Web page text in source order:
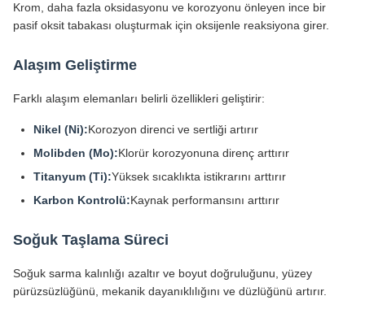
Krom, daha fazla oksidasyonu ve korozyonu önleyen ince bir
pasif oksit tabakası oluşturmak için oksijenle reaksiyona girer.
Alaşım Geliştirme
Farklı alaşım elemanları belirli özellikleri geliştirir:
Nikel (Ni):Korozyon direnci ve sertliği artırır
Molibden (Mo):Klorür korozyonuna direnç arttırır
Titanyum (Ti):Yüksek sıcaklıkta istikrarını arttırır
Karbon Kontrolü:Kaynak performansını arttırır
Soğuk Taşlama Süreci
Soğuk sarma kalınlığı azaltır ve boyut doğruluğunu, yüzey
pürüzsüzlüğünü, mekanik dayanıklılığını ve düzlüğünü artırır.